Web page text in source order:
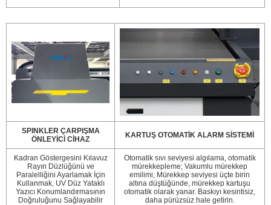
SPINKLER ÇARPIŞMA
ÖNLEYİCİ CİHAZ
KARTUŞ OTOMATİK ALARM SİSTEMİ
Kadran Göstergesini Kılavuz
Rayın Düzlüğünü ve
Paralelliğini Ayarlamak İçin
Kullanmak, UV Düz Yataklı
Yazıcı Konumlandırmasının
Doğruluğunu Sağlayabilir
Otomatik sıvı seviyesi algılama, otomatik
mürekkepleme; Vakumlu mürekkep
emilimi; Mürekkep seviyesi üçte birin
altına düştüğünde, mürekkep kartuşu
otomatik olarak yanar. Baskıyı kesintisiz,
daha pürüzsüz hale getirin.